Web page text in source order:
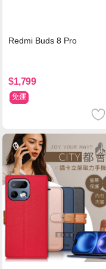
Redmi Buds 8 Pro
$1,799
免運